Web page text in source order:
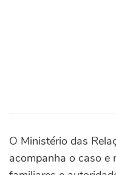
O Ministério das
acompanha o caso e